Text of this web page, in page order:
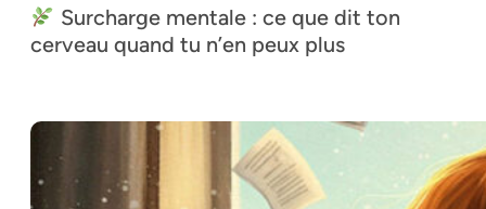
Surcharge mentale : ce que dit ton
cerveau quand tu n’en peux plus